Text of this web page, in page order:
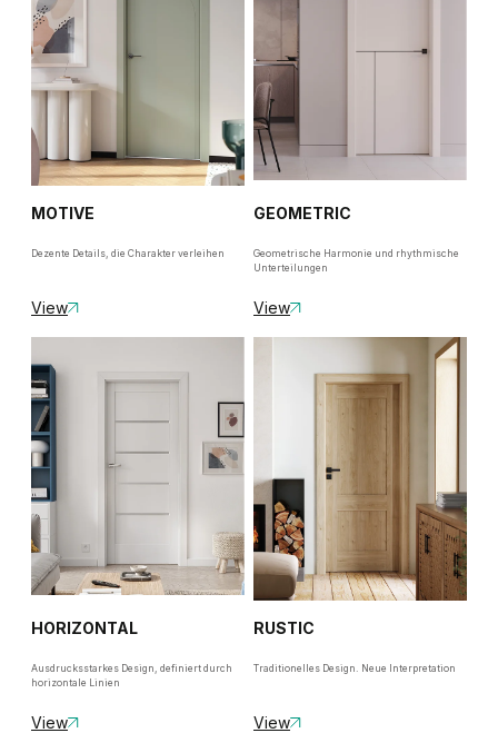
MOTIVE
Dezente Details, die Charakter verleihen
View
GEOMETRIC
Geometrische Harmonie und rhythmische
Unterteilungen
View
HORIZONTAL
Ausdrucksstarkes Design, definiert durch
horizontale Linien
View
RUSTIC
Traditionelles Design. Neue Interpretation
View